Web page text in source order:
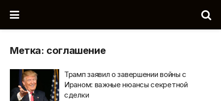
Метка: соглашение
Трамп заявил о завершении войны с
Ираном: важные нюансы секретной
сделки